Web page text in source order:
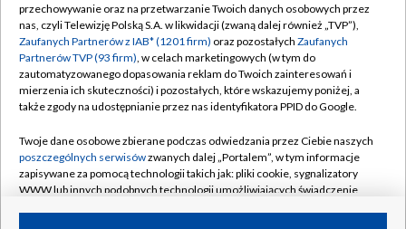
Abonament TVP
Emisja w TVP
Centrum informacji TVP
Naziemna Telewizja Cyfrowa
Rada Programowa
System NOS
Informacje o nadawcy
Regulamin TVP
Polityka prywatności
Moje zgody
Pomoc
Kontakt
Kanały
przechowywanie oraz na przetwarzanie Twoich danych osobowych przez
nas, czyli Telewizję Polską S.A. w likwidacji (zwaną dalej również „TVP”),
Zaufanych Partnerów z IAB* (1201 firm) oraz pozostałych Zaufanych
Partnerów TVP (93 firm), w celach marketingowych (w tym do
zautomatyzowanego dopasowania reklam do Twoich zainteresowań i
mierzenia ich skuteczności) i pozostałych, które wskazujemy poniżej, a
także zgody na udostępnianie przez nas identyfikatora PPID do Google.
Twoje dane osobowe zbierane podczas odwiedzania przez Ciebie naszych
poszczególnych serwisówzwanych dalej „Portalem”, w tym informacje
zapisywane za pomocą technologii takich jak: pliki cookie, sygnalizatory
WWW lub innych podobnych technologii umożliwiających świadczenie